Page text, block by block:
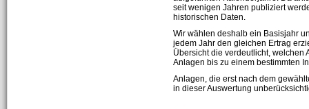
seit wenigen Jahren publiziert
historischen Daten.
Wir wählen deshalb ein Basisjahr
jedem Jahr den gleichen Ertrag
Übersicht die verdeutlicht, welchen
Anlagen bis zu einem bestimmten
Anlagen, die erst nach dem
in dieser Auswertung